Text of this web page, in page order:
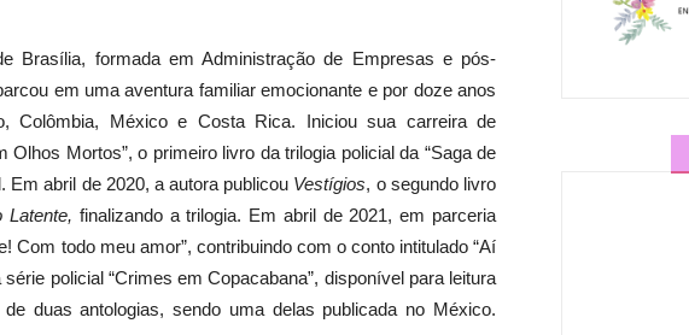
Brasília, formada em Administração de Empresas e pós-
em uma aventura familiar emocionante e por doze anos
Colômbia, México e Costa Rica. Iniciou sua carreira de
Mortos”, o primeiro livro da trilogia policial da “Saga de
Em abril de 2020, a autora publicou Vestígios, o segundo livro
Latente, finalizando a trilogia. Em abril de 2021, em parceria
Com todo meu amor”, contribuindo com o conto intitulado “Aí
policial “Crimes em Copacabana”, disponível para leitura
duas antologias, sendo uma delas publicada no México.